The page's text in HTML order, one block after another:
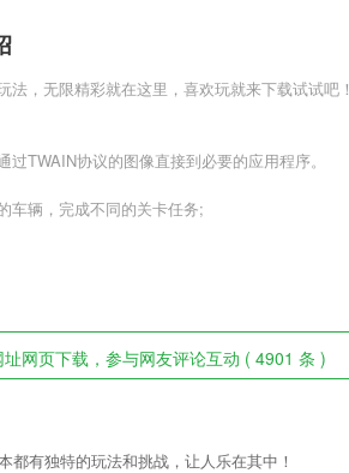
，无限精彩就在这里，喜欢玩就来下载试试吧！
TWAIN协议的图像直接到必要的应用程序。
车辆，完成不同的关卡任务;
网页下载，参与网友评论互动 ( 4901 条 )
都有独特的玩法和挑战，让人乐在其中！